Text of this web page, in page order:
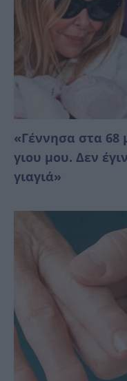
«Γέννησα στα 68
γιου μου. Δεν
γιαγιά»